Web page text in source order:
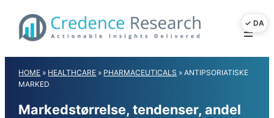
content
HOME » HEALTHCARE » PHARMACEUTICALS »ANTIPSORIATISKE
MARKED
Markedstørrelse, tendenser, andel